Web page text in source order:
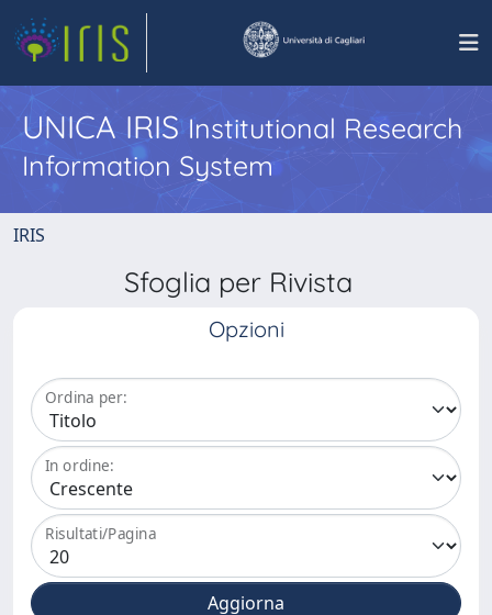
UNICA IRISInstitutional Research
Information System
IRIS
Sfoglia per Rivista
Opzioni
Ordina per:
In ordine:
Risultati/Pagina